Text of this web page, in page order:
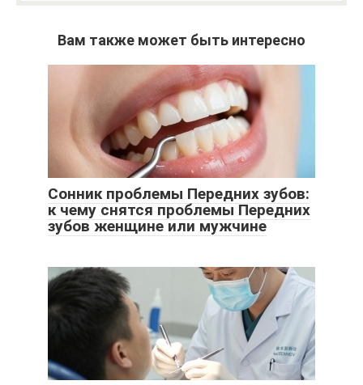
Вам также может быть интересно
Сонник проблемы Передних зубов:
к чему снятся проблемы Передних
зубов женщине или мужчине